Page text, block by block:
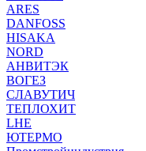
ARES
DANFOSS
HISAKA
NORD
АНВИТЭК
ВОГЕЗ
СЛАВУТИЧ
ТЕПЛОХИТ
LHE
ЮТЕРМО